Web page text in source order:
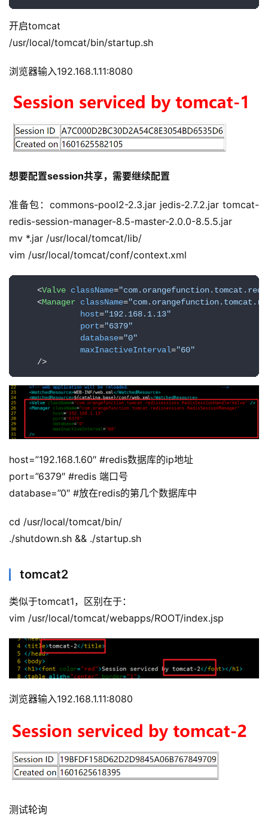
开启tomcat
/usr/local/tomcat/bin/startup.sh
浏览器输入192.168.1.11:8080
想要配置session共享，需要继续配置
准备包：commons-pool2-2.3.jar jedis-2.7.2.jar tomcat-
redis-session-manager-8.5-master-2.0.0-8.5.5.jar
mv *.jar /usr/local/tomcat/lib/
vim /usr/local/tomcat/conf/context.xml
<Valve className=
<Manager className=
host="192.168.1.13"
port="6379"
database="0"
maxInactiveInterval="60"
    />
host=”192.168.1.60″ #redis数据库的ip地址
port=”6379″ #redis 端口号
database=”0″ #放在redis的第几个数据库中
cd /usr/local/tomcat/bin/
./shutdown.sh && ./startup.sh
tomcat2
类似于tomcat1，区别在于：
vim /usr/local/tomcat/webapps/ROOT/index.jsp
浏览器输入192.168.1.11:8080
测试轮询